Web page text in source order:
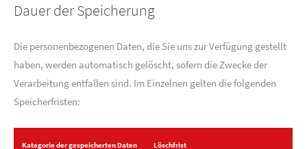
Dauer der Speicherung
Die personenbezogenen Daten, die Sie uns zur Verfügung gestellt
haben, werden automatisch gelöscht, sofern die Zwecke der
Verarbeitung entfallen sind. Im Einzelnen gelten die folgenden
Speicherfristen:
Kategorie der gespeicherten Daten Löschfrist